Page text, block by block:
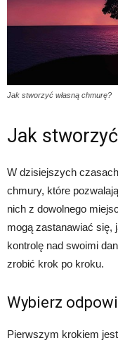
Jak stworzyć własną chmurę?
Jak
W dzisiejszych
chmury, które
nich z dowolnego
mogą zastanawiać się,
kontrolę nad swoimi
zrobić krok po kroku.
Wybierz
Pierwszym krokiem